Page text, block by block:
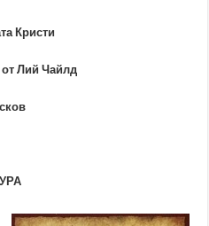
Кристи
от Лий Чайлд